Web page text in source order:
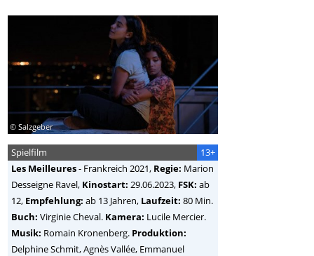
© Salzgeber
13+
Spielfilm
Les Meilleures- Frankreich 2021, Regie: Marion
Desseigne Ravel, Kinostart: 29.06.2023, FSK: ab
12, Empfehlung: ab 13 Jahren, Laufzeit: 80 Min.
Buch: Virginie Cheval. Kamera: Lucile Mercier.
Musik: Romain Kronenberg. Produktion:
Delphine Schmit, Agnès Vallée, Emmanuel